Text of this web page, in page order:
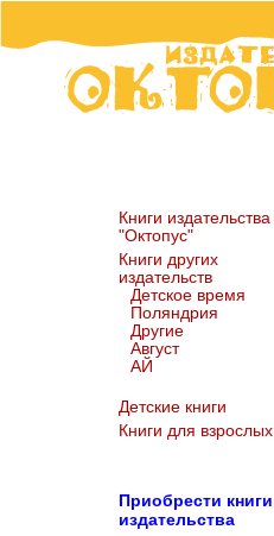
Книги издательства
"Октопус"
Книги других
издательств
Детское время
Поляндрия
Другие
Август
АЙ
Детские книги
Книги для взрослых
Приобрести книги
издательства